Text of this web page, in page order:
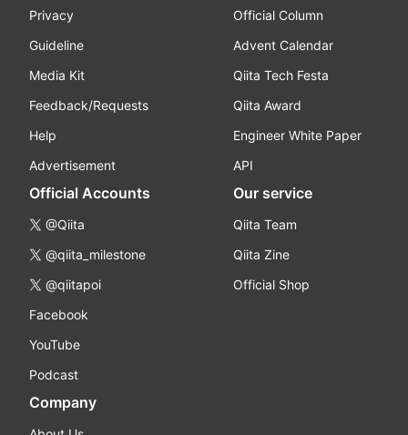
Privacy
Guideline
Media Kit
Feedback/Requests
Help
Advertisement
Official Column
Advent Calendar
Qiita Tech Festa
Qiita Award
Engineer White Paper
API
Official Accounts
@Qiita
@qiita_milestone
@qiitapoi
Facebook
YouTube
Podcast
Our service
Qiita Team
Qiita Zine
Official Shop
Company